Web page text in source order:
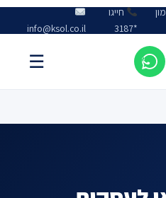
חייגו
*3187
info@ksol.co.il
☰